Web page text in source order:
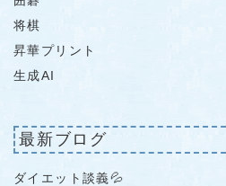
将棋
昇華プリント
生成AI
最新ブログ
ダイエット談義💦